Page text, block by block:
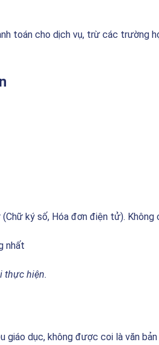
toán cho dịch vụ, trừ các trường
ký số, Hóa đơn điện tử). Không
nhất
thực hiện.
giáo dục, không được coi là văn